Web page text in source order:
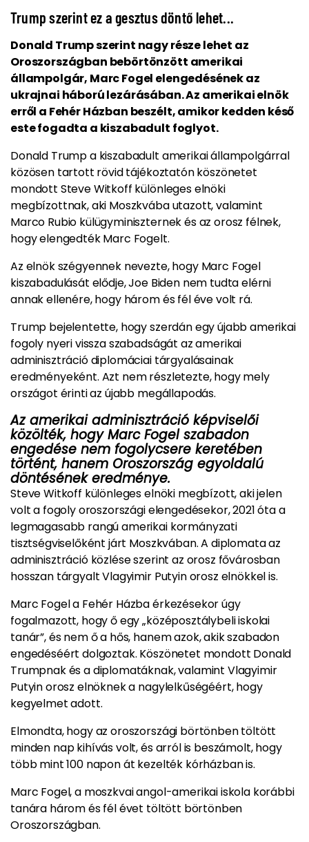
Trump szerint ez a gesztus döntő lehet...
Donald Trump szerint nagy része lehet az
Oroszországban bebörtönzött amerikai
állampolgár, Marc Fogel elengedésének az
ukrajnai háború lezárásában. Az amerikai elnök
erről a Fehér Házban beszélt, amikor kedden késő
este fogadta a kiszabadult foglyot.
Donald Trump a kiszabadult amerikai állampolgárral
közösen tartott rövid tájékoztatón köszönetet
mondott Steve Witkoff különleges elnöki
megbízottnak, aki Moszkvába utazott, valamint
Marco Rubio külügyminiszternek és az orosz félnek,
hogy elengedték Marc Fogelt.
Az elnök szégyennek nevezte, hogy Marc Fogel
kiszabadulását elődje, Joe Biden nem tudta elérni
annak ellenére, hogy három és fél éve volt rá.
Trump bejelentette, hogy szerdán egy újabb amerikai
fogoly nyeri vissza szabadságát az amerikai
adminisztráció diplomáciai tárgyalásainak
eredményeként. Azt nem részletezte, hogy mely
országot érinti az újabb megállapodás.
Az amerikai adminisztráció képviselői
közölték, hogy Marc Fogel szabadon
engedése nem fogolycsere keretében
történt, hanem Oroszország egyoldalú
döntésének eredménye.
Steve Witkoff különleges elnöki megbízott, aki jelen
volt a fogoly oroszországi elengedésekor, 2021 óta a
legmagasabb rangú amerikai kormányzati
tisztségviselőként járt Moszkvában. A diplomata az
adminisztráció közlése szerint az orosz fővárosban
hosszan tárgyalt Vlagyimir Putyin orosz elnökkel is.
Marc Fogel a Fehér Házba érkezésekor úgy
fogalmazott, hogy ő egy „középosztálybeli iskolai
tanár”, és nem ő a hős, hanem azok, akik szabadon
engedéséért dolgoztak. Köszönetet mondott Donald
Trumpnak és a diplomatáknak, valamint Vlagyimir
Putyin orosz elnöknek a nagylelkűségéért, hogy
kegyelmet adott.
Elmondta, hogy az oroszországi börtönben töltött
minden nap kihívás volt, és arról is beszámolt, hogy
több mint 100 napon át kezelték kórházban is.
Marc Fogel, a moszkvai angol-amerikai iskola korábbi
tanára három és fél évet töltött börtönben
Oroszországban.